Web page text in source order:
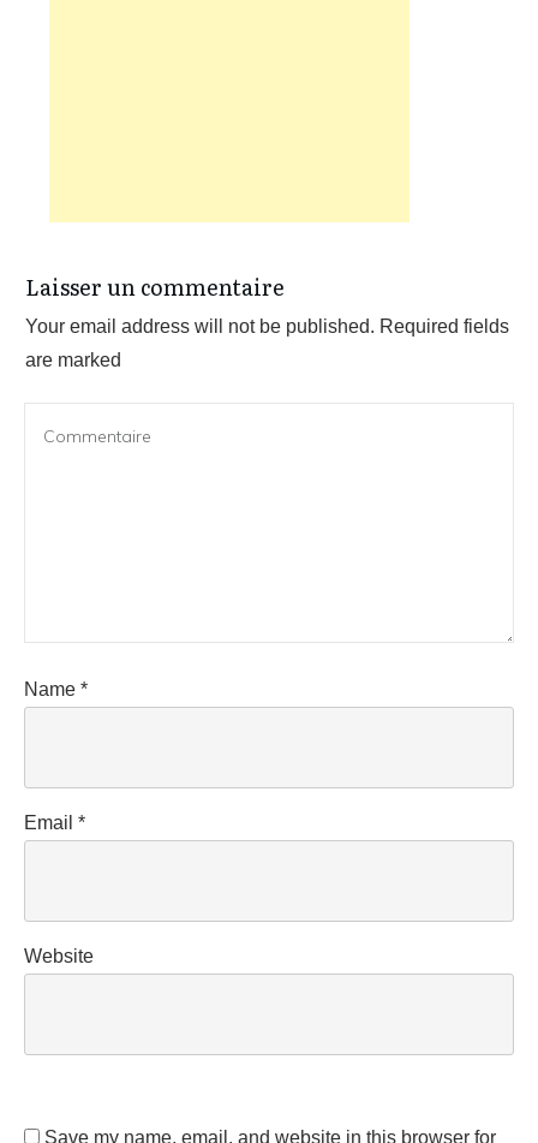
Laisser un commentaire
Your email address will not be published. Required fields
are marked
Name *
Email *
Website
Save my name, email, and website in this browser for